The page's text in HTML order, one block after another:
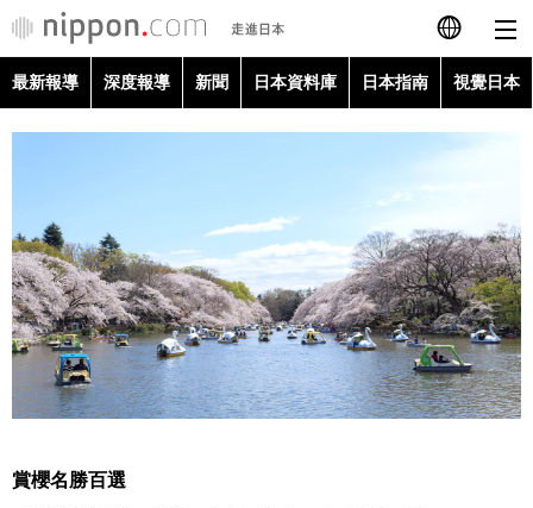
日本語
简体字
Français
Español
العربية
最新報導
深度報導
新聞
最新報導 深度報導 新聞 日本資料庫 日本指南 視覺日本
賞櫻名勝百選